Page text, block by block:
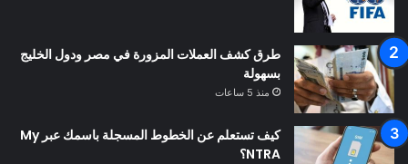
طرق كشف العملات المزورة في مصر ودول الخليج
بسهولة
منذ 5 ساعات
كيف تستعلم عن الخطوط المسجلة باسمك عبر My
NTRA؟